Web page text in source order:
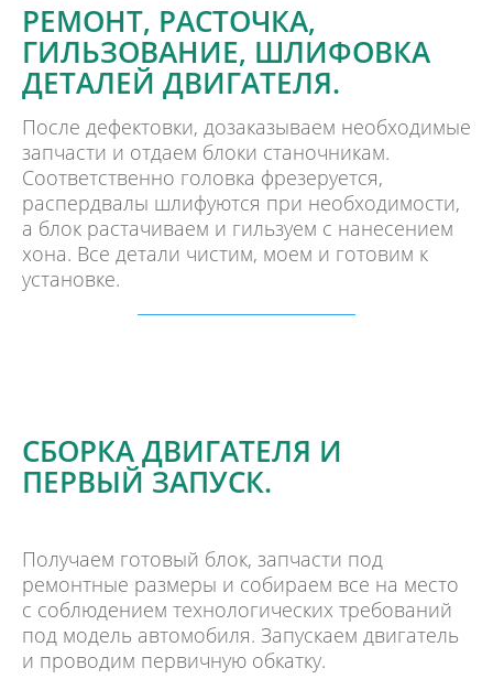
РЕМОНТ, РАСТОЧКА,
ГИЛЬЗОВАНИЕ, ШЛИФОВКА
ДЕТАЛЕЙ ДВИГАТЕЛЯ.
После дефектовки, дозаказываем необходимые
запчасти и отдаем блоки станочникам.
Соответственно головка фрезеруется,
распердвалы шлифуются при необходимости,
а блок растачиваем и гильзуем с нанесением
хона. Все детали чистим, моем и готовим к
установке.
СБОРКА ДВИГАТЕЛЯ И
ПЕРВЫЙ ЗАПУСК.
Получаем готовый блок, запчасти под
ремонтные размеры и собираем все на место
с соблюдением технологических требований
под модель автомобиля. Запускаем двигатель
и проводим первичную обкатку.